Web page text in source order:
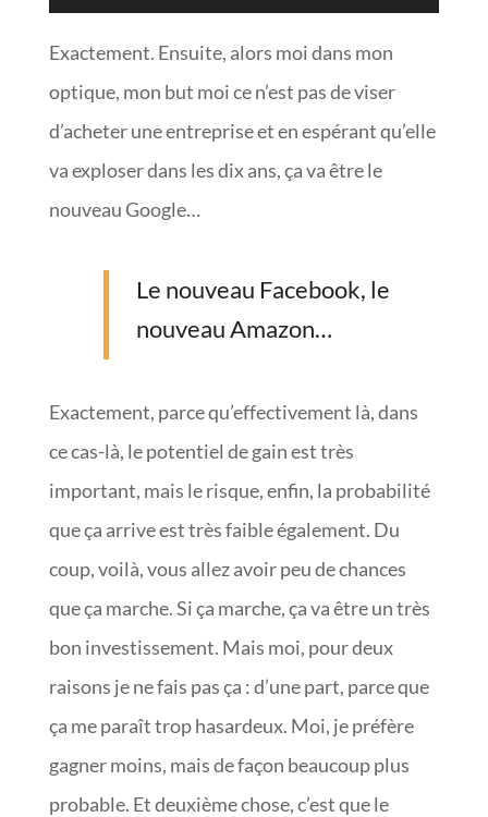
Exactement. Ensuite, alors moi dans mon
optique, mon but moi ce n’est pas de viser
d’acheter une entreprise et en espérant qu’elle
va exploser dans les dix ans, ça va être le
nouveau Google…
Le nouveau Facebook, le
nouveau Amazon…
Exactement, parce qu’effectivement là, dans
ce cas-là, le potentiel de gain est très
important, mais le risque, enfin, la probabilité
que ça arrive est très faible également. Du
coup, voilà, vous allez avoir peu de chances
que ça marche. Si ça marche, ça va être un très
bon investissement. Mais moi, pour deux
raisons je ne fais pas ça : d’une part, parce que
ça me paraît trop hasardeux. Moi, je préfère
gagner moins, mais de façon beaucoup plus
probable. Et deuxième chose, c’est que le